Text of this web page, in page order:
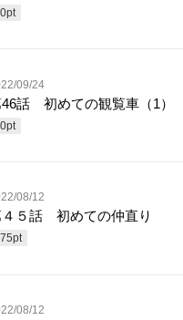
pt
09/24
話 初めての観覧車（1）
pt
08/12
５話 初めての仲直り
pt
08/12